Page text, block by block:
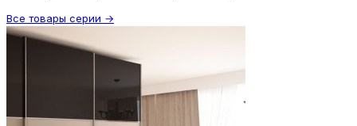
Все товары серии →